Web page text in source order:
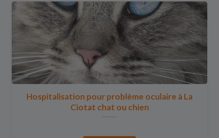
Hospitalisation pour problème oculaire à La
Ciotat chat ou chien